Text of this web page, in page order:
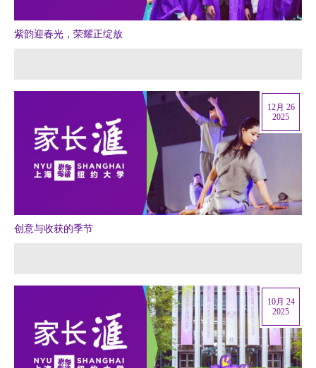
紫韵迎春光，荣耀正绽放
创意与收获的季节
12月 26
2025
10月 24
2025